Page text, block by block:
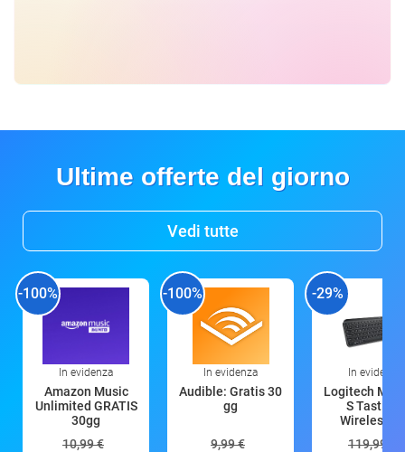
Ultime offerte del giorno
Vedi tutte
-100%
In evidenza
Amazon Music
Unlimited GRATIS
30gg
10,99 €
-100%
In evidenza
Audible: Gratis 30
gg
9,99 €
-29%
In evidenza
Logitech MX
S Tastiera
Wireless
119,99 €